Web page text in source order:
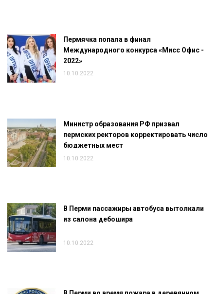
Пермячка попала в финал
Международного конкурса «Мисс Офис -
2022»
10.10.2022
Министр образования РФ призвал
пермских ректоров корректировать число
бюджетных мест
10.10.2022
В Перми пассажиры автобуса вытолкали
из салона дебошира
10.10.2022